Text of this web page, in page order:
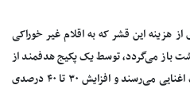
هزینه این قشر که به اقلام غیر خوراکی
باز می‌گردد، توسط یک پکیج هدفمند از
سوی دولت تامین شود، کارگران به یک اغنایی می‌رسند و افزایش ۳۰ تا ۴۰ درصدی